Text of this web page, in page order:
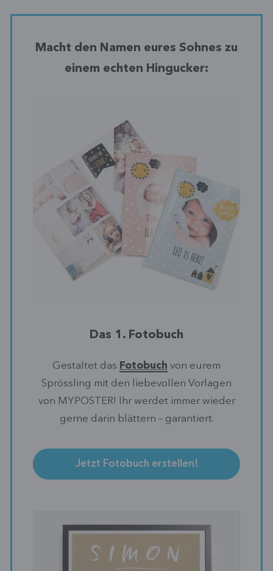
Macht den Namen eures Sohnes zu
einem echten Hingucker:
Das 1. Fotobuch
Gestaltet das Fotobuch von eurem
Sprössling mit den liebevollen Vorlagen
von MYPOSTER! Ihr werdet immer wieder
gerne darin blättern – garantiert.
Jetzt Fotobuch erstellen!